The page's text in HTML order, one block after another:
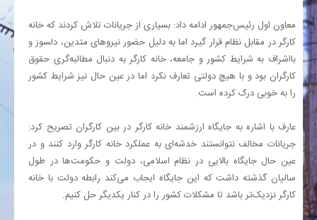
معاون اول رئیس‌جمهور ادامه داد: بسیاری از جریانات تلاش کردند که خانه
کارگر در مقابل نظام قرار گیرد اما به دلیل حضور نیروهای متدین، دلسوز و
بااشراف به شرایط کشور و جامعه، خانه کارگر به دنبال مطالبه‌گری حقوق
کارگران بود و با هیچ دولتی تعارف نکرد اما در عین حال نیز شرایط کشور
را به خوبی درک کرده است.
عارف با اشاره به جایگاه ارزشمند خانه کارگر در بین کارگران تصریح کرد:
جریانات مخالف نتوانستند خدشه‌ای به عملکرد خانه کارگر وارد کنند و در
عین حال جایگاه بالایی در نظام اسلامی، دولت و حکومت‌ها در طول
سالیان گذشته داشت که این جایگاه ایجاب می‌کند رابطه دولت با خانه
کارگر نزدیک‌تر باشد تا مشکلات کشور را در کنار یکدیگر حل کنیم.